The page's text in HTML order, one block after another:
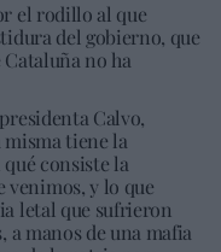
el rodillo al que
del gobierno, que
no ha
Calvo,
misma tiene la
consiste la
y lo que
letal que sufrieron
a manos de una mafia